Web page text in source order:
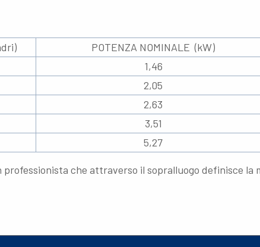
POTENZA NOMINALE (kW)
1,46
2,05
2,63
3,51
5,27
che attraverso il sopralluogo definisce